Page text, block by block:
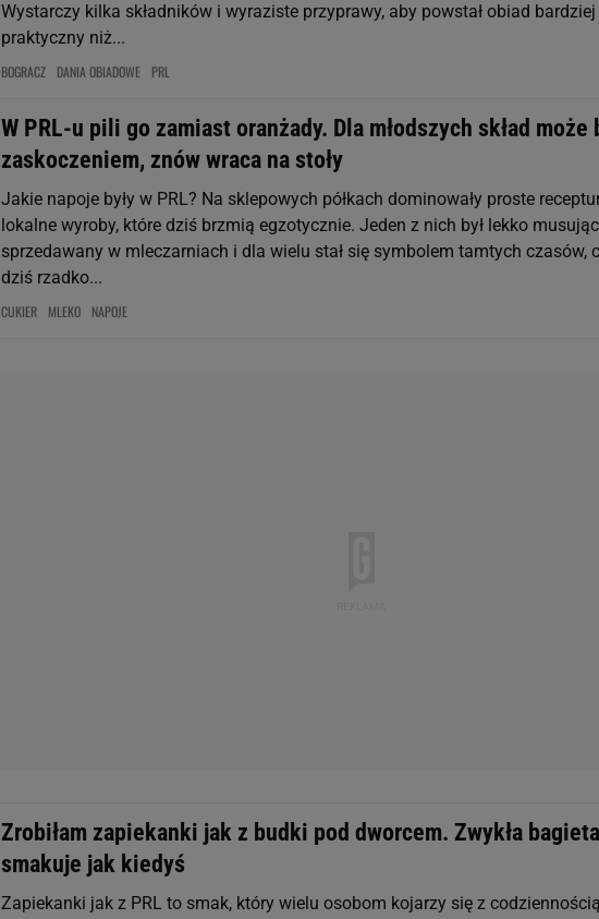
Wystarczy kilka składników i wyraziste przyprawy, aby powstał obiad bardziej
praktyczny niż...
BOGRACZ DANIA OBIADOWE PRL
W PRL-u pili go zamiast oranżady. Dla młodszych skład może
zaskoczeniem, znów wraca na stoły
Jakie napoje były w PRL? Na sklepowych półkach dominowały proste
lokalne wyroby, które dziś brzmią egzotycznie. Jeden z nich był lekko
sprzedawany w mleczarniach i dla wielu stał się symbolem tamtych czasów,
dziś rzadko...
CUKIER MLEKO NAPOJE
Zrobiłam zapiekanki jak z budki pod dworcem. Zwykła
smakuje jak kiedyś
Zapiekanki jak z PRL to smak, który wielu osobom kojarzy się z codziennością